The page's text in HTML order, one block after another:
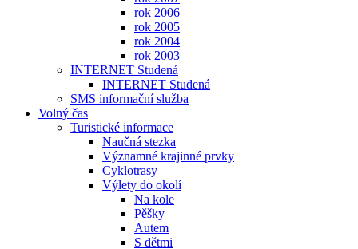
rok 2006
rok 2005
rok 2004
rok 2003
INTERNET Studená
INTERNET Studená
SMS informační služba
Volný čas
Turistické informace
Naučná stezka
Významné krajinné prvky
Cyklotrasy
Výlety do okolí
Na kole
Pěšky
Autem
S dětmi